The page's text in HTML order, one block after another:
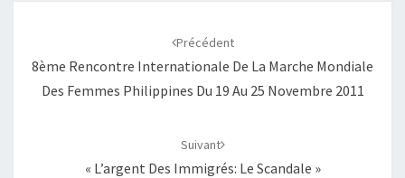
Précédent
8ème Rencontre Internationale De La Marche Mondiale
Des Femmes Philippines Du 19 Au 25 Novembre 2011
Suivant
« L’argent Des Immigrés: Le Scandale »